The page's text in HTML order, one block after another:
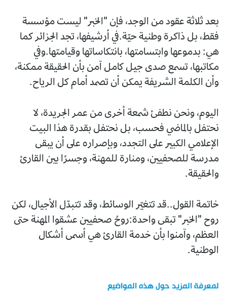
بعد ثلاثة عقود من الوجد، فإن "الخبر" ليست مؤسسة
فقط، بل ذاكرة وطنية حيّة.في أرشيفها، تجد الجزائر كما
هي: بدموعها وابتسامتها، بانتكاساتها وقيامتها.وفي
مكاتبها، تسمع صدى جيل كامل آمن بأن الحقيقة ممكنة،
وأن الكلمة الشريفة يمكن أن تصمد أمام كل الرياح.
اليوم، ونحن نطفئ شمعة أخرى من عمر الجريدة، لا
نحتفل بالماضي فحسب، بل نحتفل بقدرة هذا البيت
الإعلامي الكبير على التجدد، وبإصراره على أن يبقى
مدرسة للصحفيين، ومنارة للمهنة، وجسرًا بين القارئ
والحقيقة.
خاتمة القول..قد تتغيّر الوسائط، وقد تتبدّل الأجيال، لكن
روح "الخبر" تبقى واحدة:روحُ صحفيين عشقوا المهنة حتى
العظم، وآمنوا بأن خدمة القارئ هي أسمى أشكال
الوطنية.
لمعرفة المزيد حول هذه المواضيع